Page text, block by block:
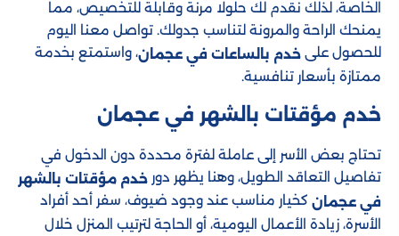
الخاصة، لذلك نقدم لك حلولًا مرنة وقابلة للتخصيص، مما
يمنحك الراحة والمرونة لتناسب جدولك. تواصل معنا اليوم
للحصول على خدم بالساعات في عجمان، واستمتع بخدمة
ممتازة بأسعار تنافسية.
خدم مؤقتات بالشهر في عجمان
تحتاج بعض الأسر إلى عاملة لفترة محددة دون الدخول في
تفاصيل التعاقد الطويل، وهنا يظهر دور خدم مؤقتات بالشهر
في عجمان كخيار مناسب عند وجود ضيوف، سفر أحد أفراد
الأسرة، زيادة الأعمال اليومية، أو الحاجة لترتيب المنزل خلال